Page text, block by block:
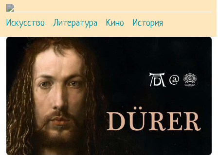
Искусство Литература Кино История